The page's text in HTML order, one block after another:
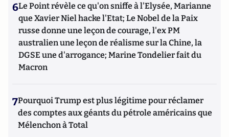
6Le Point révèle ce qu'on sniffe à l'Elysée, Marianne
que Xavier Niel hacke l'Etat; Le Nobel de la Paix
russe donne une leçon de courage, l'ex PM
australien une leçon de réalisme sur la Chine, la
DGSE une d'arrogance; Marine Tondelier fait du
Macron
7Pourquoi Trump est plus légitime pour réclamer
des comptes aux géants du pétrole américains que
Mélenchon à Total